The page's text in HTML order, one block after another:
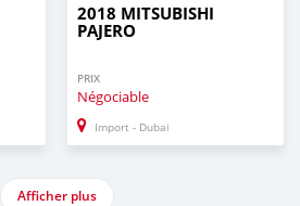
2018 MITSUBISHI
PAJERO
PRIX
Négociable
Import - Dubai
Afficher plus